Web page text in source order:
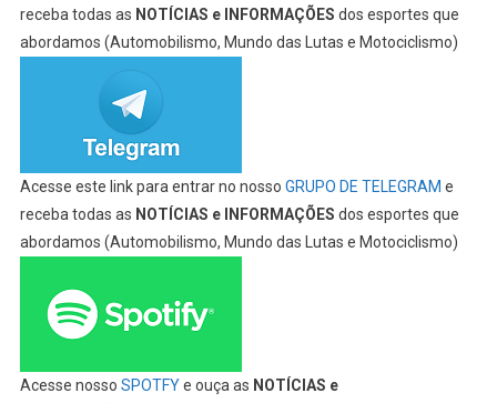
receba todas as NOTÍCIAS e INFORMAÇÕES dos esportes que
abordamos (Automobilismo, Mundo das Lutas e Motociclismo)
Acesse este link para entrar no nosso GRUPO DE TELEGRAM e
receba todas as NOTÍCIAS e INFORMAÇÕES dos esportes que
abordamos (Automobilismo, Mundo das Lutas e Motociclismo)
Acesse nosso SPOTFYe ouça as NOTÍCIAS e